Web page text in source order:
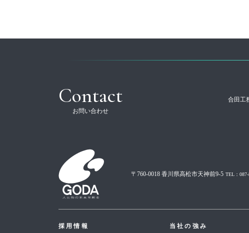
Contact
お問い合わせ
合田工
〒760-0018 香川県高松市天神前9-5 TEL：087-
採用情報 当社の強み